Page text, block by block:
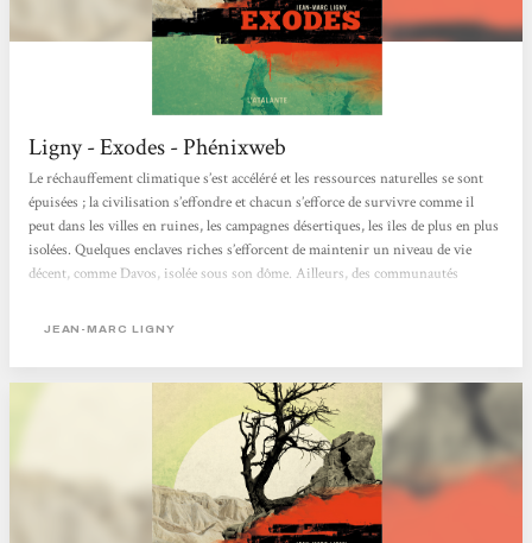
Ligny - Exodes - Phénixweb
Le réchauffement climatique s’est accéléré et les ressources naturelles se sont
épuisées ; la civilisation s’effondre et chacun s’efforce de survivre comme il
peut dans les villes en ruines, les campagnes désertiques, les îles de plus en plus
isolées. Quelques enclaves riches s’efforcent de maintenir un niveau de vie
décent, comme Davos, isolée sous son dôme. Ailleurs, des communautés
et celles des Mangemorts (litote pour désigner ceux qui tuent pour manger de
JEAN-MARC LIGNY